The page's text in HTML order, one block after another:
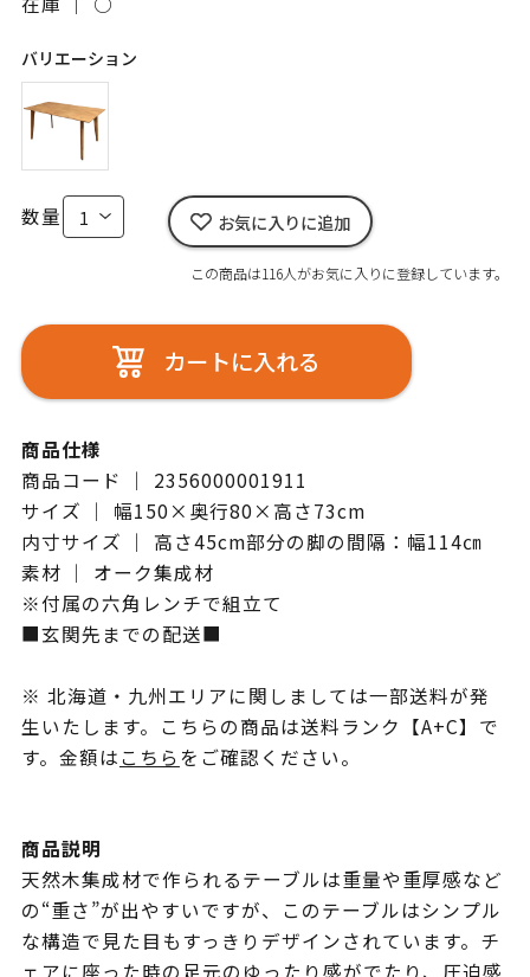
バリエーション
数量 お気に入りに追加
この商品は116人がお気に入りに登録しています。
カートに入れる
商品仕様
商品コード ｜ 2356000001911
サイズ ｜ 幅150×奥行80×高さ73cm
内寸サイズ ｜ 高さ45cm部分の脚の間隔：幅114㎝
素材 ｜ オーク集成材
※付属の六角レンチで組立て
■玄関先までの配送■
※ 北海道・九州エリアに関しましては一部送料が発
生いたします。こちらの商品は送料ランク【A+C】で
す。金額はこちらをご確認ください。
商品説明
天然木集成材で作られるテーブルは重量や重厚感など
の“重さ”が出やすいですが、このテーブルはシンプル
な構造で見た目もすっきりデザインされています。チ